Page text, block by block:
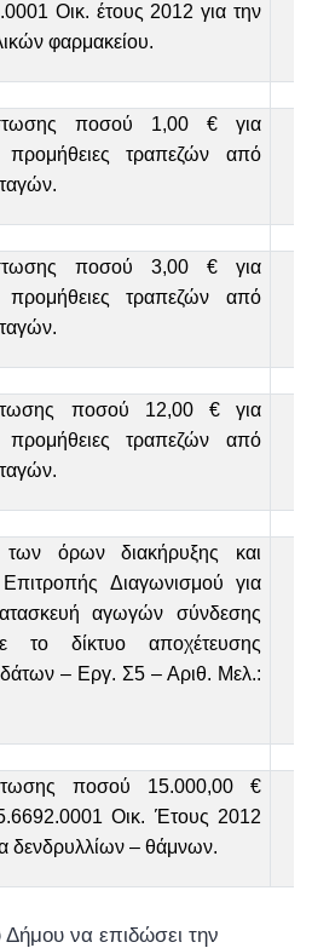
Οικ. έτους 2012 για την
φαρμακείου.
ποσού 1,00 € για
προμήθειες τραπεζών από
ποσού 3,00 € για
προμήθειες τραπεζών από
ποσού 12,00 € για
προμήθειες τραπεζών από
των όρων διακήρυξης και
Διαγωνισμού για
αγωγών σύνδεσης
το δίκτυο αποχέτευσης
– Εργ. Σ5 – Αριθ. Μελ.:
ποσού 15.000,00 €
Οικ. Έτους 2012
δενδρυλλίων – θάμνων.
να επιδώσει την